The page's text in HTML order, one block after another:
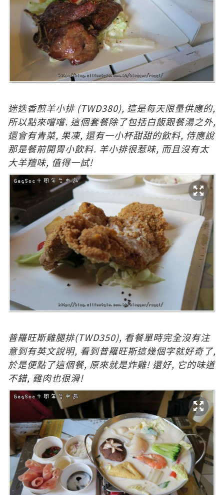
迷迭香煎羊小排(TWD380), 這是每天限量供應的,
所以點來嚐嚐. 這個套餐除了包括白飯跟餐湯之外,
還會有青菜, 果凍, 還有一小杯甜甜的飲料, 侍應說
那是餐前開胃小飲料. 羊小排很惹味, 而且沒有太
大羊羶味, 值得一試!
普羅旺斯雞腿排(TWD350), 看餐單時完全沒有注
意到有英文說明, 看到普羅旺斯這幾個字就好奇了,
於是便點了這個餐, 原來就是炸雞! 還好, 它的味道
不錯, 雞肉也很滑!